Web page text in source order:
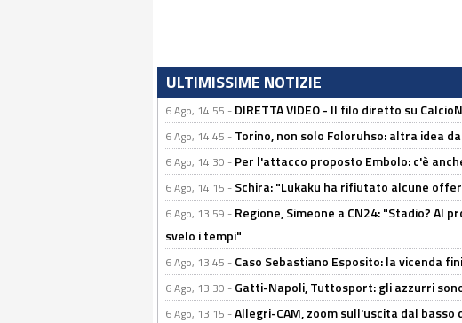
ULTIMISSIME NOTIZIE
6 Ago, 14:55 - DIRETTA VIDEO - Il filo diretto su
6 Ago, 14:45 - Torino, non solo Foloruhso: altra idea
6 Ago, 14:30 - Per l'attacco proposto Embolo: c'è
6 Ago, 14:15 - Schira: "Lukaku ha rifiutato alcune
6 Ago, 13:59 - Regione, Simeone a CN24: "Stadio? Al
svelo i tempi"
6 Ago, 13:45 - Caso Sebastiano Esposito: la vicenda
6 Ago, 13:30 - Gatti-Napoli, Tuttosport: gli azzurri
6 Ago, 13:15 -Allegri-CAM, zoom sull'uscita dal basso